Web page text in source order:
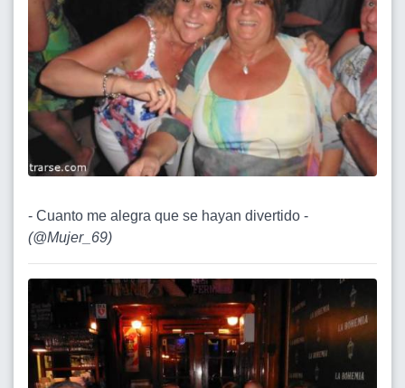
- Cuanto me alegra que se hayan divertido -
(@Mujer_69)